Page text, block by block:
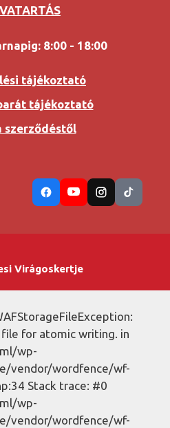
8:00 - 18:00
tájékoztató
tájékoztató
szerződéstől
Virágoskertje
for atomic writing. in
wp-
vendor/wordfence/wf-
Stack trace: #0
wp-
vendor/wordfence/wf-